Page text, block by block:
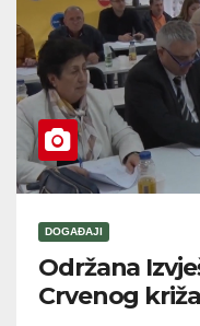
DOGAĐAJI
Održana
Crvenog